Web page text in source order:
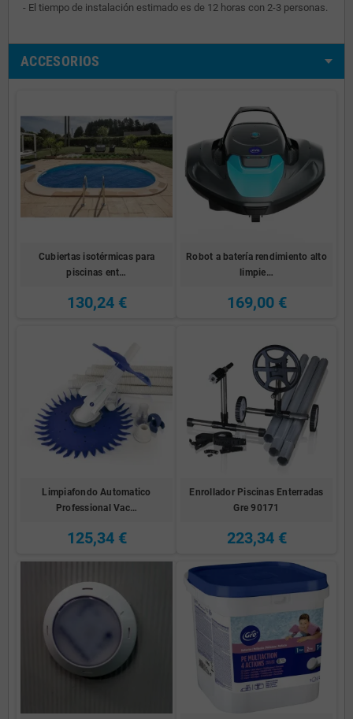
- El tiempo de instalación estimado es de 12 horas con 2-3 personas.
ACCESORIOS
Cubiertas isotérmicas para
piscinas ent…
130,24 €
Robot a batería rendimiento alto
limpie…
169,00 €
Limpiafondo Automatico
Professional Vac…
125,34 €
Enrollador Piscinas Enterradas
Gre 90171
223,34 €